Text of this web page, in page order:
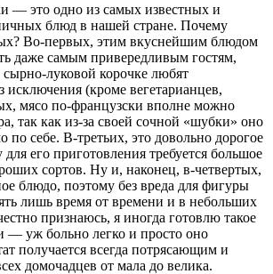
— это одно из самых известных и
блюд в нашей стране. Почему
Во-первых, этим вкуснейшим блюдом
даже самым привередливым гостям,
луковой корочке любят
исключения (кроме вегетарианцев,
мясо по-французски вполне можно
так как из-за своей сочной «шубки» оно
по себе. В-третьих, это довольно дорогое
его приготовления требуется большое
сортов. Ну и, наконец, в-четвертых,
блюдо, поэтому без вреда для фигуры
лишь время от времени и в небольших
признаюсь, я иногда готовлю такое
— уж больно легко и просто оно
получается всегда потрясающим и
домочадцев от мала до велика.